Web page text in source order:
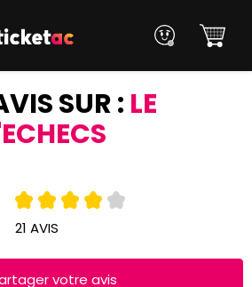
SUR : LE
21 AVIS
votre avis